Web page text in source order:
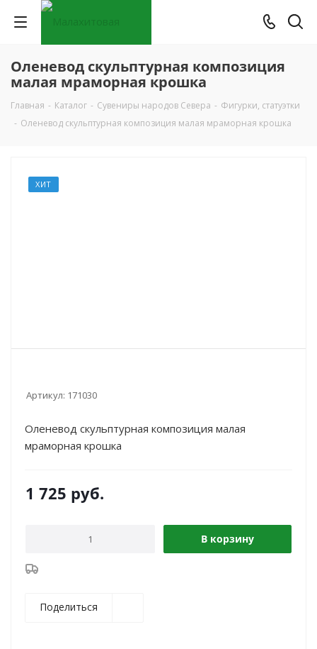
Оленевод скульптурная композиция
малая мраморная крошка
Главная - Каталог - Сувениры народов Севера - Фигурки, статуэтки
- Оленевод скульптурная композиция малая мраморная крошка
ХИТ
Артикул: 171030
Оленевод скульптурная композиция малая
мраморная крошка
1 725 руб.
В корзину
Поделиться